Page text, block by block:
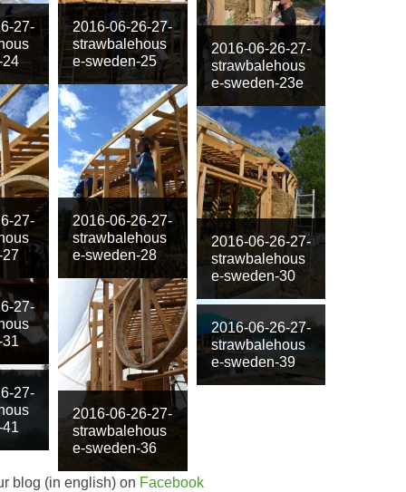
2016-06-26-27-
strawbalehous
e-sweden-23e
27-
2016-06-26-27-
strawbalehous
e-sweden-25
27-
2016-06-26-27-
strawbalehous
e-sweden-28
2016-06-26-27-
strawbalehous
e-sweden-30
27-
2016-06-26-27-
strawbalehous
e-sweden-36
2016-06-26-27-
strawbalehous
e-sweden-39
27-
blog (in english) on Facebook